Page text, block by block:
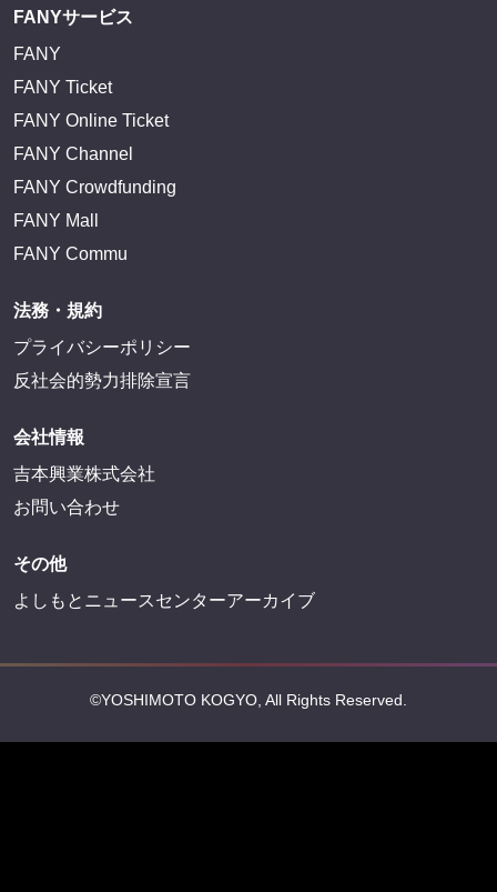
FANYサービス
FANY
FANY Ticket
FANY Online Ticket
FANY Channel
FANY Crowdfunding
FANY Mall
FANY Commu
法務・規約
プライバシーポリシー
反社会的勢力排除宣言
会社情報
吉本興業株式会社
お問い合わせ
その他
よしもとニュースセンターアーカイブ
©YOSHIMOTO KOGYO, All Rights Reserved.